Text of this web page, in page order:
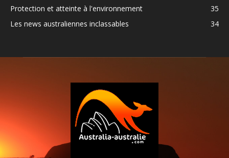
Protection et atteinte à l'environnement
35
Les news australiennes inclassables
34